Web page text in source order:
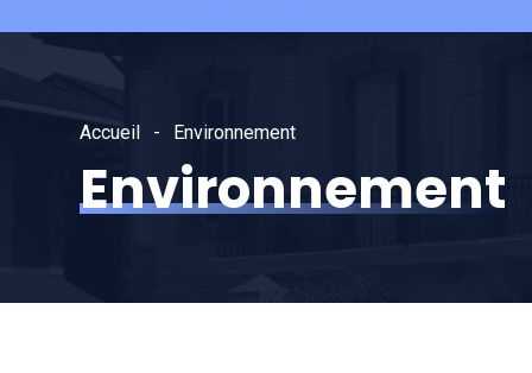
Accueil Environnement
Environnement